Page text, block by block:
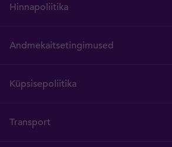
Hinnapoliitika
Andmekaitsetingimused
Küpsisepoliitika
Transport